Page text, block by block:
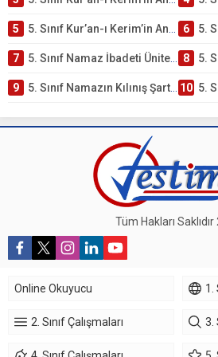
5 5. Sınıf Kur’an-ı Kerim’in Anlamı ve Önemi Testi – Online Çöz 6 5. Sınıf
7 5. Sınıf Namaz İbadeti Ünite Testi – Online Çöz 8 5.
9 5. Sınıf Namazın Kılınış Şartları Testi 10 5.
Tüm Hakları
Online Okuyucu 1.
2. Sınıf Çalışmaları 3.